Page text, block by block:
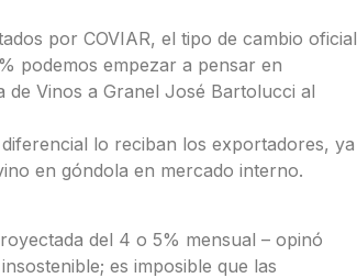
por COVIAR, el tipo de cambio oficial
podemos empezar a pensar en
de Vinos a Granel José Bartolucci al
lo reciban los exportadores, ya
en góndola en mercado interno.
del 4 o 5% mensual – opinó
es imposible que las